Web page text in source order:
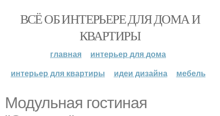
ВСЁ ОБ ИНТЕРЬЕРЕ ДЛЯ ДОМА И
КВАРТИРЫ
главная
интерьер для дома
интерьер для квартиры
идеи дизайна мебель
Модульная гостиная